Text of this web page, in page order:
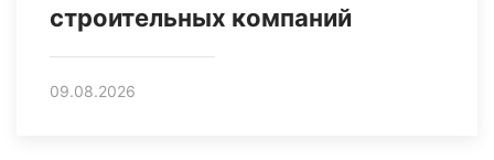
строительных компаний
09.08.2026